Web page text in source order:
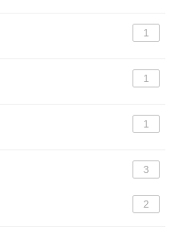
1
1
1
3
2